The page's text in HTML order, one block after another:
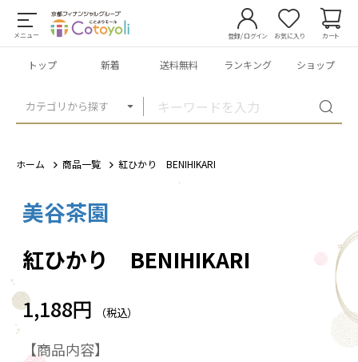
メニュー
カテゴリから探す
登録/ログイン お気に入り カート
トップ 新着 送料無料 ランキング ショップ
ホーム 商品一覧 紅ひかり BENIHIKARI
美谷茶園
紅ひかり BENIHIKARI
1,188円 （税込）
【商品内容】